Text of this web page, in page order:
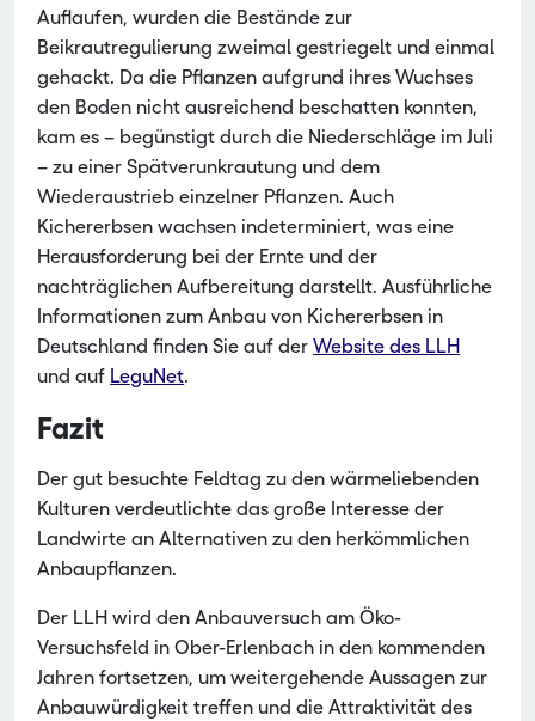
Auflaufen, wurden die Bestände zur
Beikrautregulierung zweimal gestriegelt und einmal
gehackt. Da die Pflanzen aufgrund ihres Wuchses
den Boden nicht ausreichend beschatten konnten,
kam es – begünstigt durch die Niederschläge im Juli
– zu einer Spätverunkrautung und dem
Wiederaustrieb einzelner Pflanzen. Auch
Kichererbsen wachsen indeterminiert, was eine
Herausforderung bei der Ernte und der
nachträglichen Aufbereitung darstellt. Ausführliche
Informationen zum Anbau von Kichererbsen in
Deutschland finden Sie auf derWebsite des LLH
und auf LeguNet.
Fazit
Der gut besuchte Feldtag zu den wärmeliebenden
Kulturen verdeutlichte das große Interesse der
Landwirte an Alternativen zu den herkömmlichen
Anbaupflanzen.
Der LLH wird den Anbauversuch am Öko-
Versuchsfeld in Ober-Erlenbach in den kommenden
Jahren fortsetzen, um weitergehende Aussagen zur
Anbauwürdigkeit treffen und die Attraktivität des